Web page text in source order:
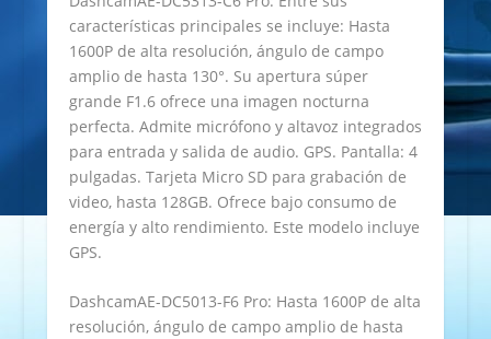
características principales se incluye: Hasta
1600P de alta resolución, ángulo de campo
amplio de hasta 130°. Su apertura súper
grande F1.6 ofrece una imagen nocturna
perfecta. Admite micrófono y altavoz integrados
para entrada y salida de audio. GPS. Pantalla: 4
pulgadas. Tarjeta Micro SD para grabación de
video, hasta 128GB. Ofrece bajo consumo de
energía y alto rendimiento. Este modelo incluye
GPS.
DashcamAE-DC5013-F6 Pro: Hasta 1600P de alta
resolución, ángulo de campo amplio de hasta